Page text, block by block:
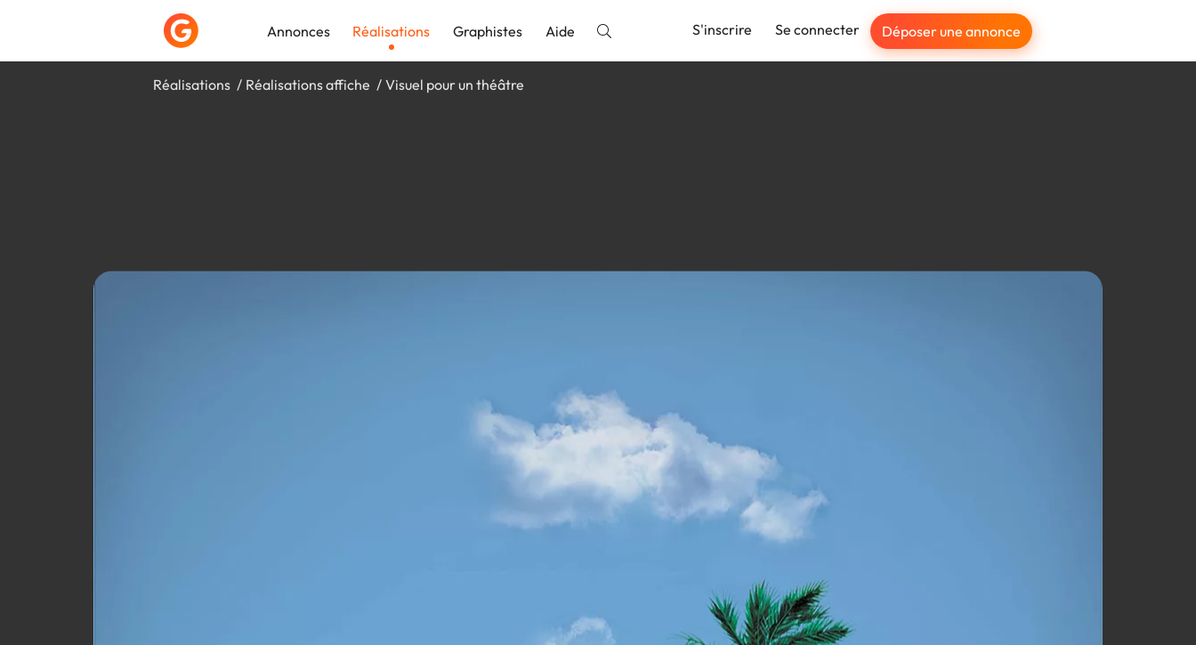
Annonces Réalisations Graphistes Aide S'inscrire Se connecter Déposer une annonce
Réalisations Réalisations affiche Visuel pour un théâtre